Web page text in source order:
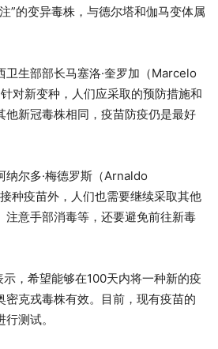
”的变异毒株，与德尔塔和伽马变体属
卫生部部长马塞洛·奎罗加（Marcelo
对新变种，人们应采取的预防措施和
他新冠毒株相同，疫苗防疫仍是最好
纳尔多·梅德罗斯（Arnaldo
种疫苗外，人们也需要继续采取其他
注意手部消毒等，还要避免前往新毒
，希望能够在100天内将一种新的疫
密克戎毒株有效。目前，现有疫苗的
测试。